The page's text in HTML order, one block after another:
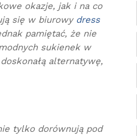
okazje, jak i na co
się w biurowy dress
pamiętać, że nie
sukienek w
alternatywę,
tylko dorównują pod